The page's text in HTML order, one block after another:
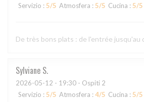
Servizio : 5/5 Atmosfera : 5/5 Cucina : 5/5
De très bons plats : de l'entrée jusqu'au
Sylviane S
2026-05-12 - 19:30 - Ospiti 2
Servizio : 5/5 Atmosfera : 4/5 Cucina : 5/5